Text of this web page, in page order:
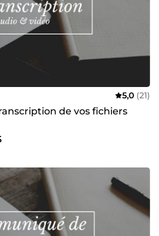
5,0 (21)
de vos fichiers